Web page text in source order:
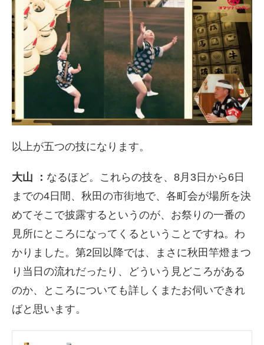
以上が五つの技になります。
大山 ： なるほど。これらの技を、 8 月 3日から 6日
までの4日間、秋田の市街地で、各町会が場所を決
めてそこで披露するというのが、お祭りの一番の
見所にところになってくるということですね。わ
かりました。第2 回以降では、まさに秋田竿燈まつ
り当日の流れだったり、どういう見どころがある
のか、ところについても詳しくまたお伺いできれ
ばと思います。